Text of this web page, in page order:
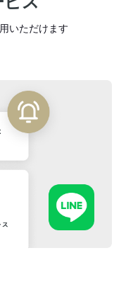
いただけます